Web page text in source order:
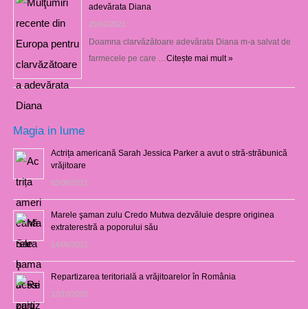
adevărata Diana
29/01/2021
Doamna clarvăzătoare adevărata Diana m-a salvat de
farmecele pe care … Citește mai mult »
Magia in lume
Actrița americană Sarah Jessica Parker a avut o stră-străbunică
vrăjitoare
03/08/2021
Marele şaman zulu Credo Mutwa dezvăluie despre originea
extraterestră a poporului său
14/06/2021
Repartizarea teritorială a vrăjitoarelor în România
12/10/2020